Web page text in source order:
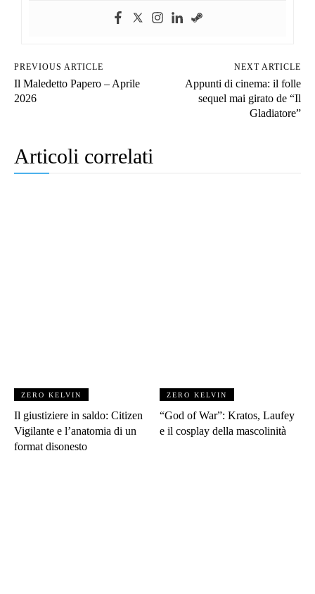
PREVIOUS ARTICLE
Il Maledetto Papero – Aprile
2026
NEXT ARTICLE
Appunti di cinema: il folle
sequel mai girato de “Il
Gladiatore”
Articoli correlati
ZERO KELVIN
Il giustiziere in saldo: Citizen
Vigilante e l’anatomia di un
format disonesto
ZERO KELVIN
“God of War”: Kratos, Laufey
e il cosplay della mascolinità